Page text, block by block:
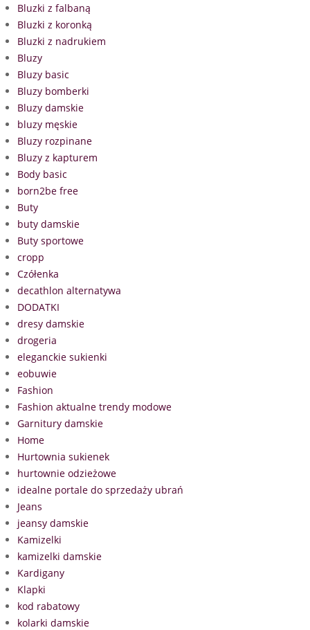
Bluzki z falbaną
Bluzki z koronką
Bluzki z nadrukiem
Bluzy
Bluzy basic
Bluzy bomberki
Bluzy damskie
bluzy męskie
Bluzy rozpinane
Bluzy z kapturem
Body basic
born2be free
Buty
buty damskie
Buty sportowe
cropp
Czółenka
decathlon alternatywa
DODATKI
dresy damskie
drogeria
eleganckie sukienki
eobuwie
Fashion
Fashion aktualne trendy modowe
Garnitury damskie
Home
Hurtownia sukienek
hurtownie odzieżowe
idealne portale do sprzedaży ubrań
Jeans
jeansy damskie
Kamizelki
kamizelki damskie
Kardigany
Klapki
kod rabatowy
kolarki damskie